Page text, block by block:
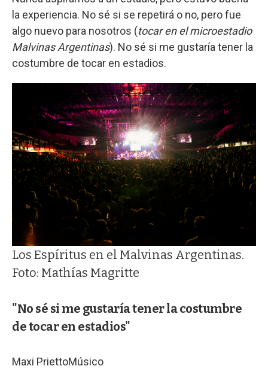
la experiencia. No sé si se repetirá o no, pero fue
algo nuevo para nosotros (tocar en el microestadio
Malvinas Argentinas). No sé si me gustaría tener la
costumbre de tocar en estadios.
Los Espíritus en el Malvinas Argentinas.
Foto: Mathías Magritte
"No sé si me gustaría tener la costumbre
de tocar en estadios"
Maxi PriettoMúsico